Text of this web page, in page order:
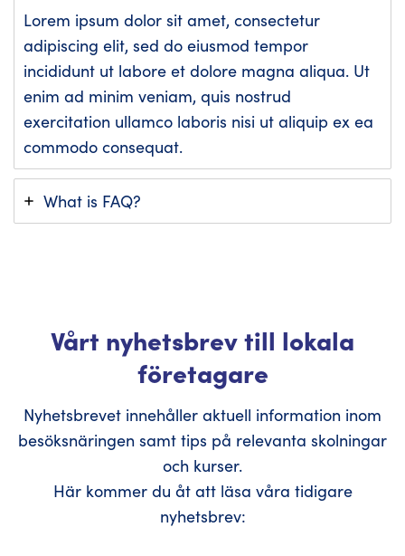
Lorem ipsum dolor sit amet, consectetur
adipiscing elit, sed do eiusmod tempor
incididunt ut labore et dolore magna aliqua. Ut
enim ad minim veniam, quis nostrud
exercitation ullamco laboris nisi ut aliquip ex ea
commodo consequat.
What is FAQ?
Vårt nyhetsbrev till lokala
företagare
Nyhetsbrevet innehåller aktuell information inom
besöksnäringen samt tips på relevanta skolningar
och kurser.
Här kommer du åt att läsa våra tidigare
nyhetsbrev: